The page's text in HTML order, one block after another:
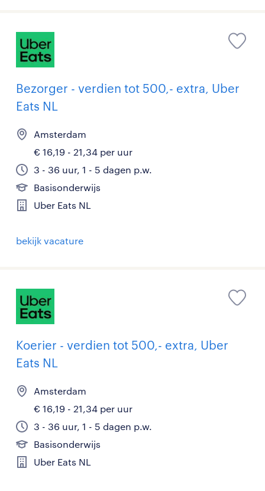
Bezorger - verdien tot 500,- extra, Uber
Eats NL
Amsterdam
€ 16,19 - 21,34 per uur
3 - 36 uur, 1 - 5 dagen p.w.
Basisonderwijs
Uber Eats NL
bekijk vacature
Koerier - verdien tot 500,- extra, Uber
Eats NL
Amsterdam
€ 16,19 - 21,34 per uur
3 - 36 uur, 1 - 5 dagen p.w.
Basisonderwijs
Uber Eats NL